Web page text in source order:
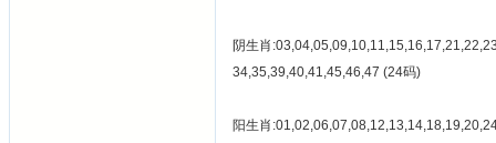
阴生肖
34,35,39,40,41,45,46,47 (24码)
阳生肖